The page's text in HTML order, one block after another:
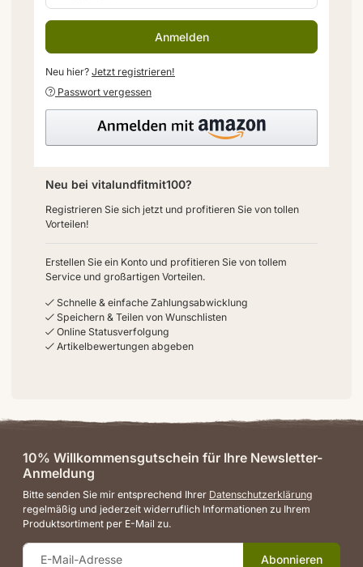
Anmelden
Neu hier? Jetzt registrieren!
Passwort vergessen
Neu bei vitalundfitmit100?
Registrieren Sie sich jetzt und profitieren Sie von tollen
Vorteilen!
Erstellen Sie ein Konto und profitieren Sie von tollem
Service und großartigen Vorteilen.
Schnelle & einfache Zahlungsabwicklung
Speichern & Teilen von Wunschlisten
Online Statusverfolgung
Artikelbewertungen abgeben
10% Willkommensgutschein für Ihre Newsletter-
Anmeldung
Bitte senden Sie mir entsprechend Ihrer Datenschutzerklärung
regelmäßig und jederzeit widerruflich Informationen zu Ihrem
Produktsortiment per E-Mail zu.
Abonnieren